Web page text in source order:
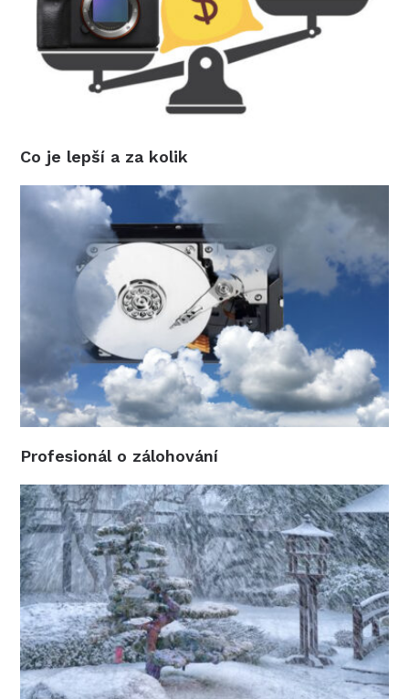
Co je lepší a za kolik
Profesionál o zálohování